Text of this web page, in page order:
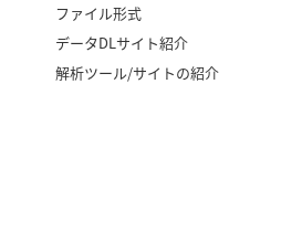
ファイル形式
データDLサイト紹介
解析ツール/サイトの紹介